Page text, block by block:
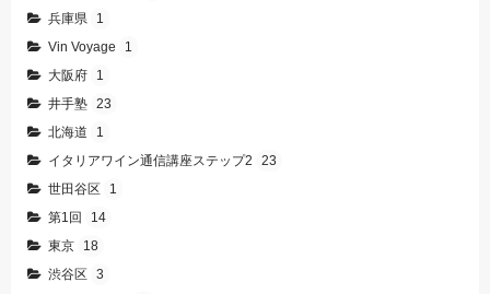
兵庫県
1
Vin Voyage
1
大阪府
1
井手塾 23
北海道
1
イタリアワイン通信講座ステップ2
23
世田谷区
1
第1回
14
東京
18
渋谷区
3